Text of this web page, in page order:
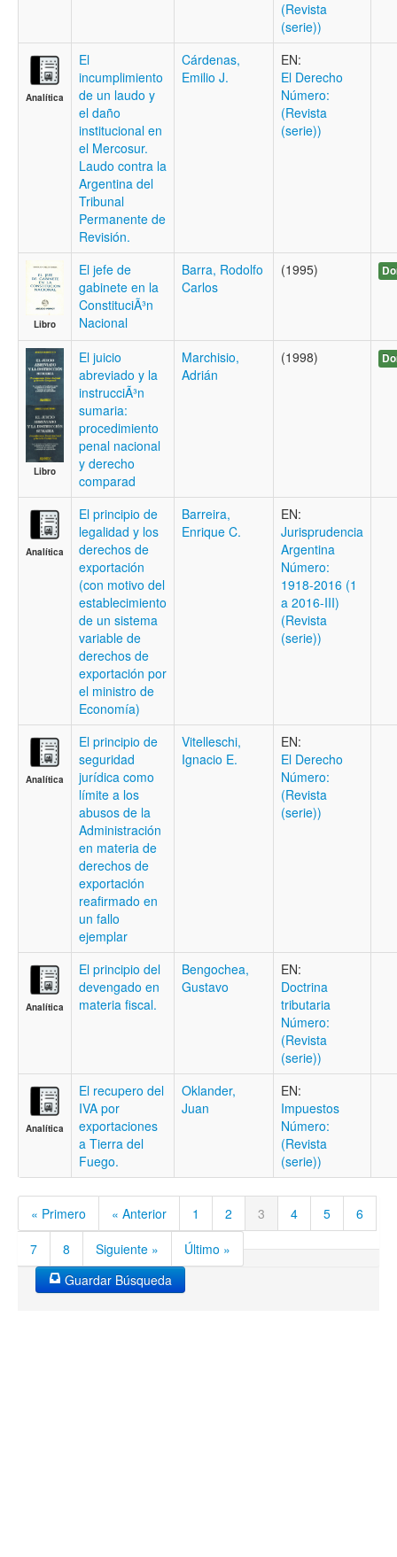
(Revista
(serie))
Analítica
El
incumplimiento
de un laudo y
el daño
institucional en
el Mercosur.
Laudo contra la
Argentina del
Tribunal
Permanente de
Revisión.
Cárdenas,
Emilio J.
EN:
El Derecho
Número:
(Revista
(serie))
Libro
El jefe de
gabinete en la
ConstituciÃ³n
Nacional
Barra, Rodolfo
Carlos
(1995)
Libro
El juicio
abreviado y la
instrucciÃ³n
sumaria:
procedimiento
penal nacional
y derecho
comparad
Marchisio,
Adrián
(1998)
Analítica
El principio de
legalidad y los
derechos de
exportación
(con motivo del
establecimiento
de un sistema
variable de
derechos de
exportación por
el ministro de
Economía)
Barreira,
Enrique C.
EN:
Jurisprudencia
Argentina
Número:
1918-2016 (1
a 2016-III)
(Revista
(serie))
Analítica
El principio de
seguridad
jurídica como
límite a los
abusos de la
Administración
en materia de
derechos de
exportación
reafirmado en
un fallo
ejemplar
Vitelleschi,
Ignacio E.
EN:
El Derecho
Número:
(Revista
(serie))
Analítica
El principio del
devengado en
materia fiscal.
Bengochea,
Gustavo
EN:
Doctrina
tributaria
Número:
(Revista
(serie))
Analítica
El recupero del
IVA por
exportaciones
a Tierra del
Fuego.
Oklander,
Juan
EN:
Impuestos
Número:
(Revista
(serie))
« Primero « Anterior 1 2 3 4 5
6
7
8 Siguiente »
Último »
Guardar Búsqueda